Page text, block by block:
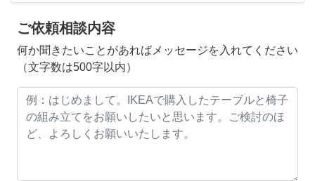
ご依頼相談内容
何か聞きたいことがあればメッセージを入れてください
（文字数は500字以内）